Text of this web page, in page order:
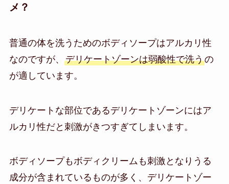
メ？
普通の体を洗うためのボディソープはアルカリ性
なのですが、 デリケートゾーンは弱酸性で洗うの
が適しています。
デリケートな部位であるデリケートゾーンにはア
ルカリ性だと刺激がきつすぎてしまいます。
ボディソープもボディクリームも刺激となりうる
成分が含まれているものが多く、デリケートゾー